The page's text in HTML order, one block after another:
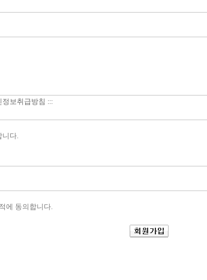
니다.
에 동의합니다.